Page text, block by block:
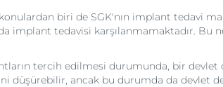
biri de SGK'nın implant tedavi
implant tedavisi karşılanmamaktadır.
tercih edilmesi durumunda, bir devlet
düşürebilir, ancak bu durumda da devlet